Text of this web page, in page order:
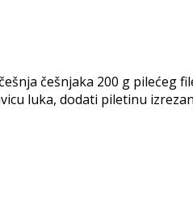
češnjaka 200 g pilećeg
luka, dodati piletinu